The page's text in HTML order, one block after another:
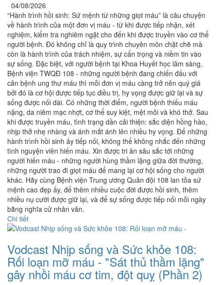
04/08/2026
“Hành trình hồi sinh: Sứ mệnh từ những giọt máu” là câu chuyện
về hành trình của một đơn vị máu - từ khi được tiếp nhận, xét
nghiệm, kiểm tra nghiêm ngặt cho đến khi được truyền vào cơ thể
người bệnh. Đó không chỉ là quy trình chuyên môn chặt chẽ mà
còn là hành trình của trách nhiệm, sự cẩn trọng và niềm tin vào
sự sống. Đặc biệt, với người bệnh tại Khoa Huyết học lâm sàng,
Bệnh viện TWQĐ 108 - những người bệnh đang chiến đấu với
căn bệnh ung thư máu thì mỗi đơn vị máu càng trở nên quý giá
bởi đó là cơ hội được tiếp tục điều trị, hy vọng được giữ lại và sự
sống được nối dài. Có những thời điểm, người bệnh thiếu máu
nặng, da niêm mạc nhợt, cơ thể suy kiệt, mệt mỏi và khó thở. Sau
khi được truyền máu, tình trạng dần cải thiện: sắc diện hồng hào,
nhịp thở nhẹ nhàng và ánh mắt ánh lên nhiều hy vọng. Để những
hành trình hồi sinh ấy tiếp nối, không thể không nhắc đến những
tình nguyện viên hiến máu. Xin được tri ân sâu sắc tới những
người hiến máu - những người hùng thầm lặng giữa đời thường,
những người trao đi giọt máu để mang lại cơ hội sống cho người
khác. Hãy cùng Bệnh viện Trung ương Quân đội 108 lan tỏa sứ
mệnh cao đẹp ấy, để thêm nhiều cuộc đời được hồi sinh, thêm
nhiều nụ cười được giữ lại, và để sự sống được tiếp nối mỗi ngày
bằng nghĩa cử nhân văn.
Chi tiết
Vodcast Nhịp sống và Sức khỏe 108:
Rối loạn mỡ máu - "Sát thủ thầm lặng"
gây nhồi máu cơ tim, đột quỵ (Phần 2)